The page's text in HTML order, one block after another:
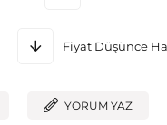
Fiyat Düşünce
YORUM YAZ